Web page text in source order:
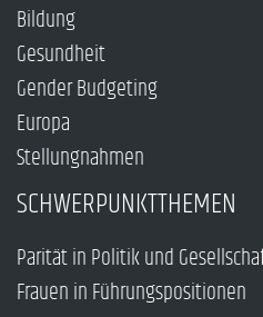
Bildung
Gesundheit
Gender Budgeting
Europa
Stellungnahmen
SCHWERPUNKTTHEMEN
Parität in Politik und
Frauen in Führungspositionen